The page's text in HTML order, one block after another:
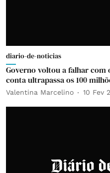
diario-de-noticias
Governo voltou a falhar com
conta ultrapassa os 100
Valentina Marcelino 10 Fev